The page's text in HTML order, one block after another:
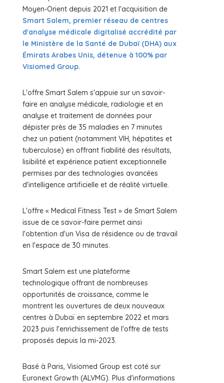
Moyen-Orient depuis 2021 et l'acquisition de
Smart Salem, premier réseau de centres
d'analyse médicale digitalisé accrédité par
le Ministère de la Santé de Dubaï (DHA) aux
Émirats Arabes Unis, détenue à 100% par
Visiomed Group.
L'offre Smart Salem s'appuie sur un savoir-
faire en analyse médicale, radiologie et en
analyse et traitement de données pour
dépister près de 35 maladies en 7 minutes
chez un patient (notamment VIH, hépatites et
tuberculose) en offrant fiabilité des résultats,
lisibilité et expérience patient exceptionnelle
permises par des technologies avancées
d'intelligence artificielle et de réalité virtuelle.
L'offre « Medical Fitness Test » de Smart Salem
issue de ce savoir-faire permet ainsi
l'obtention d'un Visa de résidence ou de travail
en l'espace de 30 minutes.
Smart Salem est une plateforme
technologique offrant de nombreuses
opportunités de croissance, comme le
montrent les ouvertures de deux nouveaux
centres à Dubaï en septembre 2022 et mars
2023 puis l'enrichissement de l'offre de tests
proposés depuis la mi-2023.
Basé à Paris, Visiomed Group est coté sur
Euronext Growth (ALVMG). Plus d'informations